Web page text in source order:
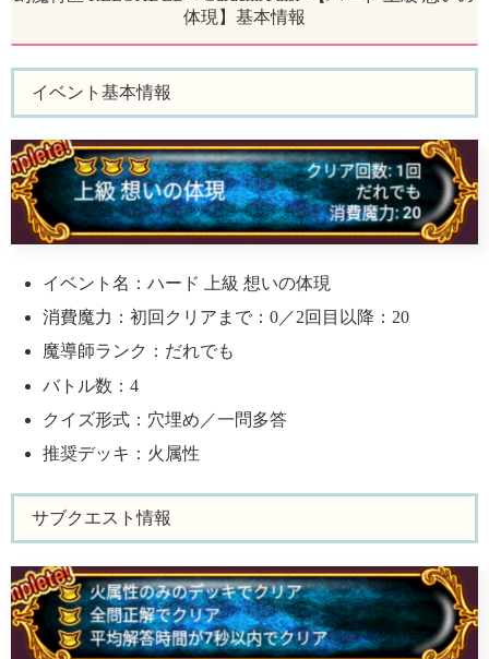
体現】基本情報
イベント基本情報
イベント名：ハード 上級 想いの体現
消費魔力：初回クリアまで：0／2回目以降：20
魔導師ランク：だれでも
バトル数：4
クイズ形式：穴埋め／一問多答
推奨デッキ：火属性
サブクエスト情報